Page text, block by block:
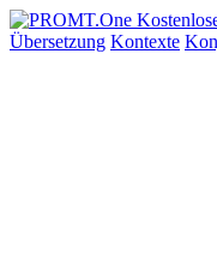
Übersetzung Kontexte